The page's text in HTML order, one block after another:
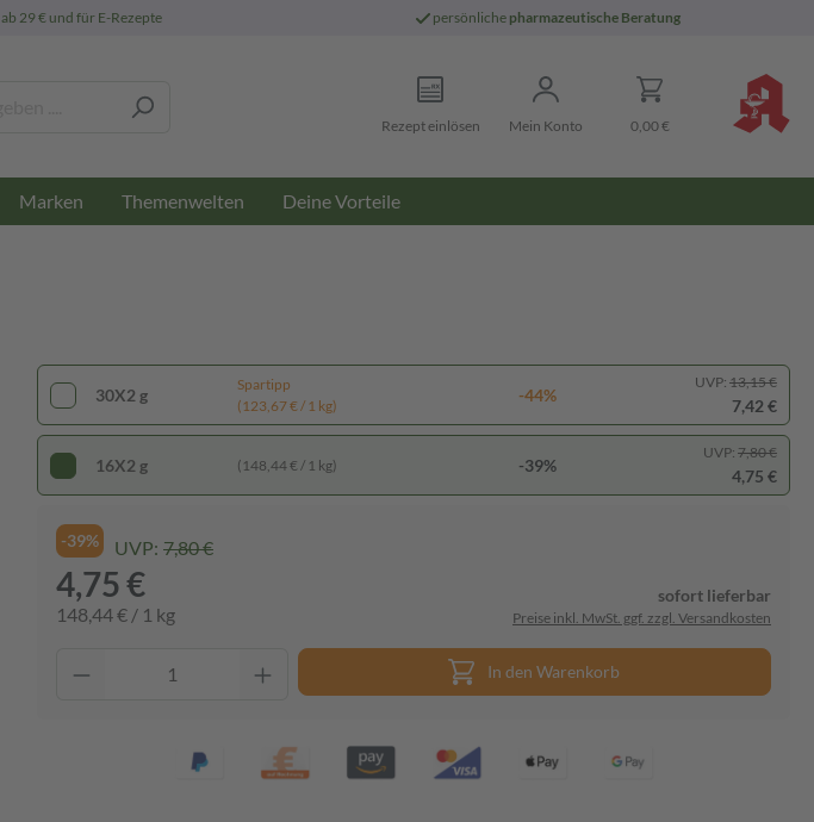
ab 29 € und für E-Rezepte persönliche pharmazeutische Beratung
Rezept einlösen Mein Konto 0,00 €
Marken Themenwelten Deine Vorteile
30X2 g
Spartipp
(123,67 € / 1 kg)
-44%
UVP: 13,15 €
7,42 €
16X2 g (148,44 € / 1 kg) -39%
UVP: 7,80 €
4,75 €
-39% UVP: 7,80 €
4,75 €
148,44 € / 1 kg
sofort lieferbar
Preise inkl. MwSt. ggf. zzgl. Versandkosten
In den Warenkorb